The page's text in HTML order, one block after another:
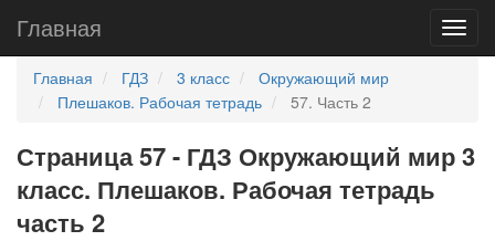
Главная
Главная ГДЗ 3 класс
Окружающий мир
Плешаков. Рабочая тетрадь
57. Часть 2
Страница 57 - ГДЗ Окружающий мир 3
класс. Плешаков. Рабочая тетрадь
часть 2